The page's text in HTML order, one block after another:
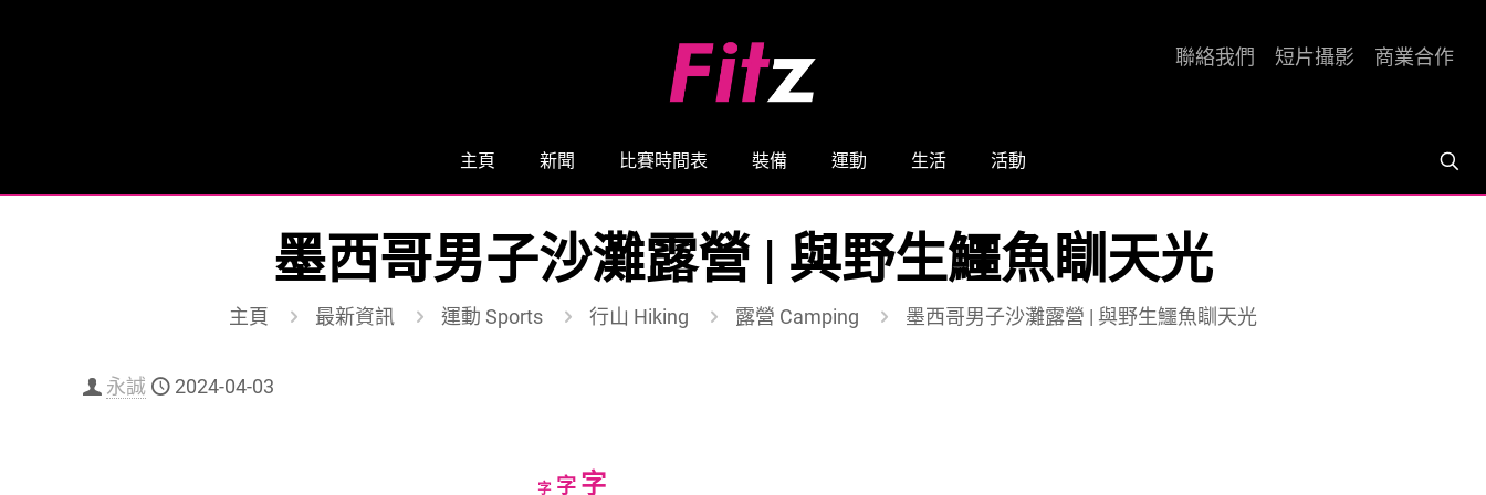
主頁 新聞 比賽時間表 裝備 運動 生活 活動
聯絡我們 短片攝影 商業合作
墨西哥男子沙灘露營 | 與野生鱷魚瞓天光
主頁 最新資訊 運動 Sports 行山 Hiking 露營 Camping 墨西哥男子沙灘露營 | 與野生鱷魚瞓天光
永誠 2024-04-03
字Decrease
字Reset
字Increase